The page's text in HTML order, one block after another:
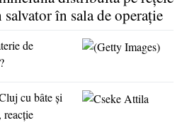
salvator în sala de operaţie
de
cu bâte şi
reacţie